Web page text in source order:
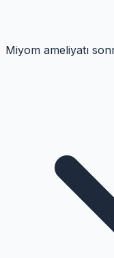
Miyom ameliyatı